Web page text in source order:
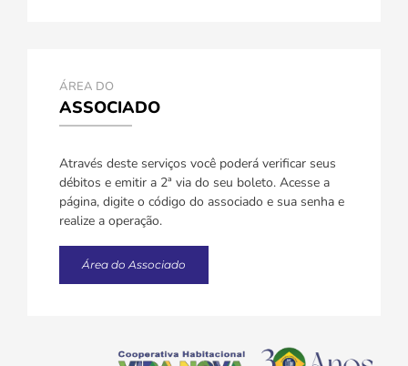
ÁREA DO
ASSOCIADO
Através deste serviços você poderá verificar seus
débitos e emitir a 2ª via do seu boleto. Acesse a
página, digite o código do associado e sua senha e
realize a operação.
Área do Associado